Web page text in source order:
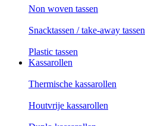
Non woven tassen
Snacktassen / take-away tassen
Plastic tassen
Kassarollen
Thermische kassarollen
Houtvrije kassarollen